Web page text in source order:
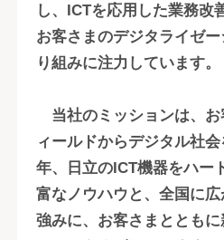
し、ICTを応用した業務改
お客さまのデジタライゼ
り組みに注力しています。
当社のミッションは、お
ィールドからデジタル社
年、日立のICT機器をハー
富なノウハウと、全国に
強みに、お客さまととも